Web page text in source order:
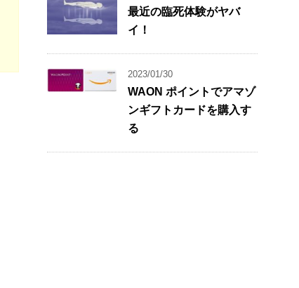
なぜでしょう。モチベーショ
ンが続かないからです。例え
ばブログアフィリ、アドセン
事は必要です。一日にどのく
らい記事が書けますか？量よ
り質という言葉はもちろんそ
のとおりです。質のいい、つ
最近の臨死体験がヤバ
イ！
2023/01/30
WAON ポイントでアマゾ
ンギフトカードを購入す
る